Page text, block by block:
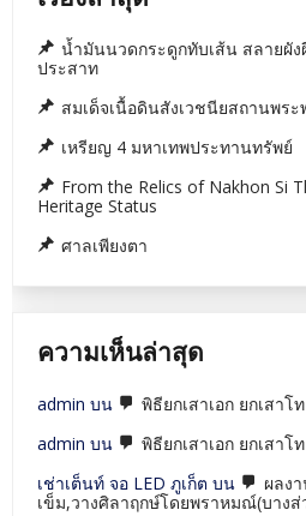
น้ำมันนวดกระดูกทับเส้น สลายผั
ประสาท
สมเด็จเนื้อดินสังเวชนียสถานพระ
เหรียญ 4 มหาเทพประทานทรัพย์
From the Relics of Nakhon Si
Heritage Status
ศาลเพียงตา
ความเห็นล่าสุด
admin บน
พิธียกเสาเอก ยกเสา
admin บน
พิธียกเสาเอก ยกเสา
เช่าเต็นท์ จอ LED ภูเก็ต บน
ผลง
เข็ม,วางศิลาฤกษ์โดยพราหมณ์(บาง